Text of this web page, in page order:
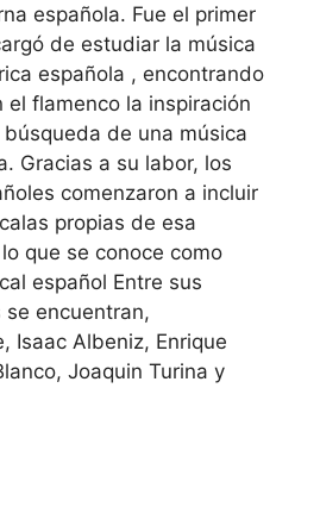
española. Fue el primer
de estudiar la música
española , encontrando
flamenco la inspiración
de una música
Gracias a su labor, los
comenzaron a incluir
propias de esa
que se conoce como
español Entre sus
encuentran,
Isaac Albeniz, Enrique
Joaquin Turina y